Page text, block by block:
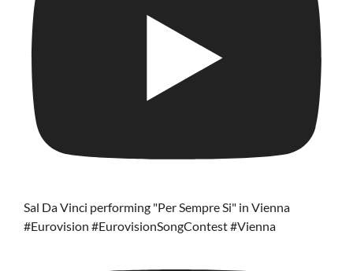
Sal Da Vinci performing "Per Sempre Si" in Vienna
#Eurovision #EurovisionSongContest #Vienna